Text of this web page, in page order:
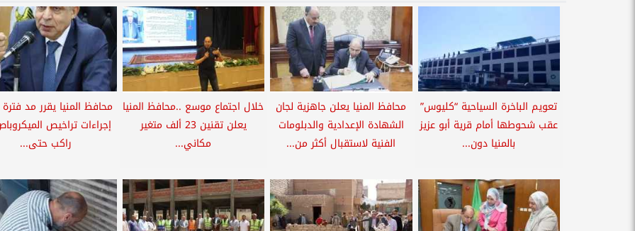
تعويم الباخرة السياحية “كليوس”
عقب شحوطها أمام قرية أبو عزيز
بالمنيا دون...
محافظ المنيا يعلن جاهزية لجان
الشهادة الإعدادية والدبلومات
الفنية لاستقبال أكثر من...
خلال اجتماع موسع ..محافظ المنيا
يعلن تقنين 23 ألف متغير
مكاني...
محافظ المنيا يقرر مد فترة
راكب حتى...